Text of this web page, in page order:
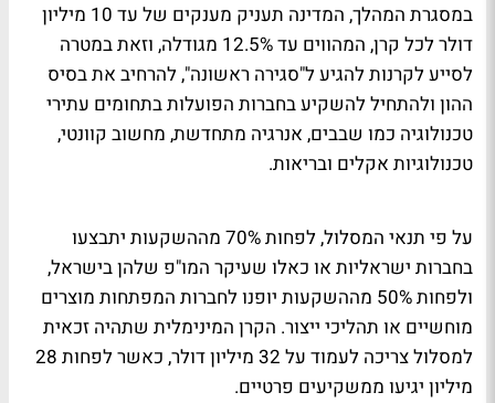
במסגרת המהלך, המדינה תעניק מענקים של עד 10 מיליון
דולר לכל קרן, המהווים עד 12.5% מגודלה, וזאת במטרה
לסייע לקרנות להגיע ל"סגירה ראשונה", להרחיב את בסיס
ההון ולהתחיל להשקיע בחברות הפועלות בתחומים עתירי
טכנולוגיה כמו שבבים, אנרגיה מתחדשת, מחשוב קוונטי,
טכנולוגיות אקלים ובריאות.
על פי תנאי המסלול, לפחות 70% מההשקעות יתבצעו
בחברות ישראליות או כאלו שעיקר המו"פ שלהן בישראל,
ולפחות 50% מההשקעות יופנו לחברות המפתחות מוצרים
מוחשיים או תהליכי ייצור. הקרן המינימלית שתהיה זכאית
למסלול צריכה לעמוד על 32 מיליון דולר, כאשר לפחות 28
מיליון יגיעו ממשקיעים פרטיים.